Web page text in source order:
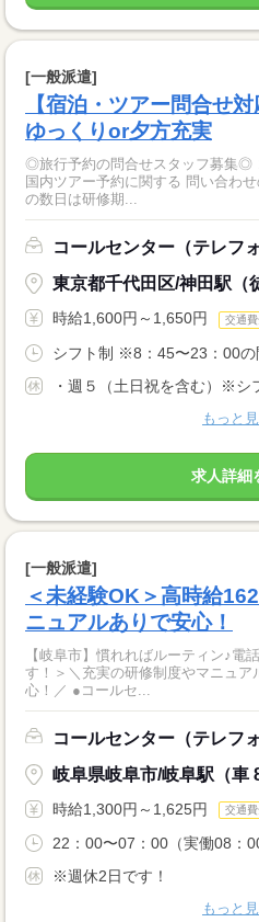
[一般派遣]
【宿泊・ツアー問合せ
ゆっくりor夕方充実
◎旅行予約の問合せスタッフ募集◎ コールセンターで、 宿泊予約や
国内ツアー予約に関する 問い合わせの
の数日は研修期...
コールセンター（テレフ
東京都千代田区/神田駅（
時給1,600円～1,650円 交通
シフト制 ※8：45〜23：00の
・週５（土日祝を含む）※シ
もっと
求人詳細
[一般派遣]
＜未経験OK＞高時給
ニュアルありで安心！
【岐阜市】慣れればルーティン♪電
す！＞＼充実の研修制度やマニュ
心！／ ●コールセ...
コールセンター（テレフ
岐阜県岐阜市/岐阜駅（車 8
時給1,300円～1,625円 交通
22：00〜07：00（実働08：
※週休2日です！
もっと